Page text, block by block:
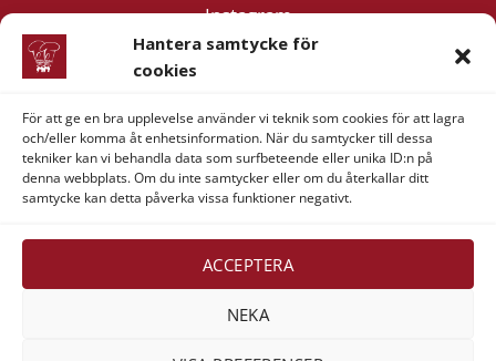
Hantera samtycke för
cookies
För att ge en bra upplevelse använder vi teknik som cookies för att lagra
och/eller komma åt enhetsinformation. När du samtycker till dessa
tekniker kan vi behandla data som surfbeteende eller unika ID:n på
denna webbplats. Om du inte samtycker eller om du återkallar ditt
samtycke kan detta påverka vissa funktioner negativt.
ACCEPTERA
NEKA
Instagram
YouTube
Företagsinformation
Verner & Verner Nordstan AB
Lilla Klädpressaregatan 11